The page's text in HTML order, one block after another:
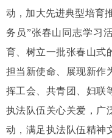
动，加大先进典型培育
务员”张春山同志学习
育、树立一批张春山式
担当新使命、展现新作
挥工会、共青团、妇联
执法队伍关心关爱，广
动，满足执法队伍精神